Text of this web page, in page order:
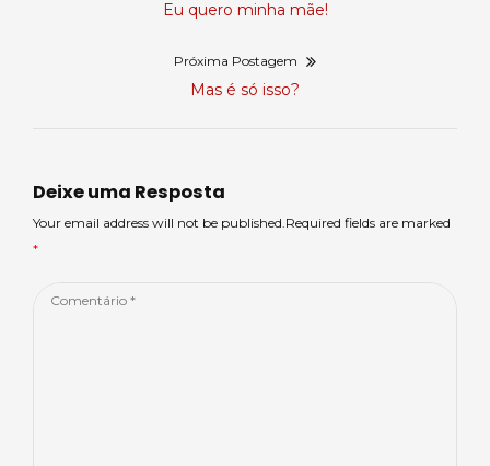
Postagem
Eu quero minha mãe!
Próxima Postagem
Próxima
Mas é só isso?
Deixe uma Resposta
Your email address will not be published.Required fields are marked
*
Comentário